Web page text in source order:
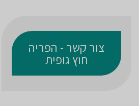
צור קשר - הפריה
חוץ גופית